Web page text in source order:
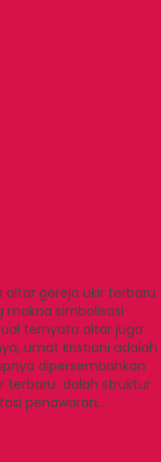
altar gereja ukir terbaru
makna simbolisasi
ternyata altar juga
umat kristiani adalah
dipersembahkan
terbaru dalah struktur
penawaran…